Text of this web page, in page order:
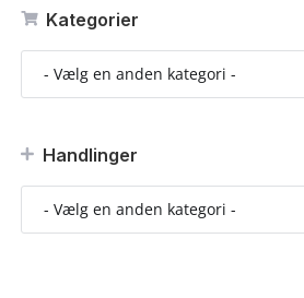
Kategorier
Handlinger